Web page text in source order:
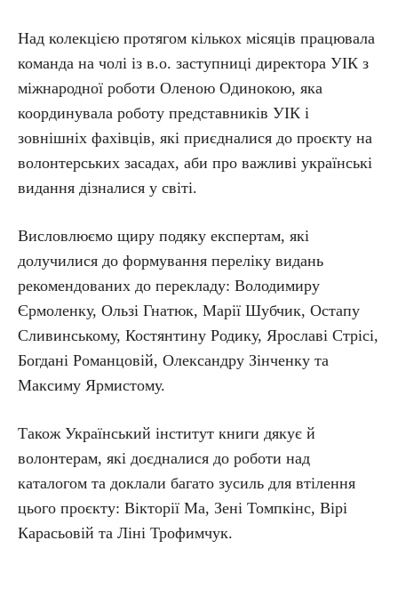
Над колекцією протягом кількох місяців працювала
команда на чолі із в.о. заступниці директора УІК з
міжнародної роботи Оленою Одинокою, яка
координувала роботу представників УІК і
зовнішніх фахівців, які приєдналися до проєкту на
волонтерських засадах, аби про важливі українські
видання дізналися у світі.
Висловлюємо щиру подяку експертам, які
долучилися до формування переліку видань
рекомендованих до перекладу: Володимиру
Єрмоленку, Ользі Гнатюк, Марії Шубчик, Остапу
Сливинському, Костянтину Родику, Ярославі Стрісі,
Богдані Романцовій, Олександру Зінченку та
Максиму Ярмистому.
Також Український інститут книги дякує й
волонтерам, які доєдналися до роботи над
каталогом та доклали багато зусиль для втілення
цього проєкту: Вікторії Ма, Зені Томпкінс, Вірі
Карасьовій та Ліні Трофимчук.